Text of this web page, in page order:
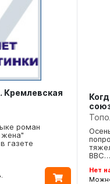
Кремлевская
роман
газете
ВВС…
Нет